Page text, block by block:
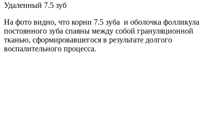
Удаленный 7.5 зуб
На фото видно, что корни 7.5 зуба и оболочка фолликула
постоянного зуба спаяны между собой грануляционной
тканью, сформировавшегося в результате долгого
воспалительного процесса.